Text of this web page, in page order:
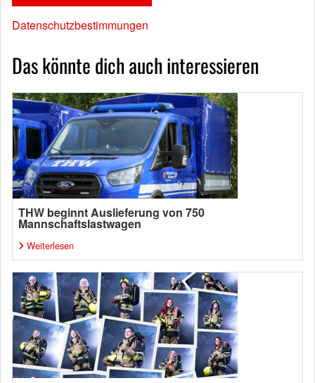
Datenschutzbestimmungen
Das könnte dich auch interessieren
THW beginnt Auslieferung von 750
Mannschaftslastwagen
Weiterlesen